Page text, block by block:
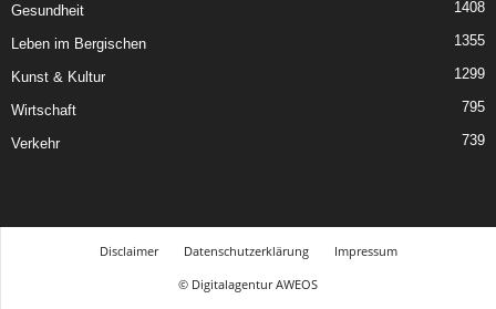
Gesundheit 1408
Leben im Bergischen 1355
Kunst & Kultur 1299
Wirtschaft 795
Verkehr 739
Disclaimer Datenschutzerklärung
Impressum
© Digitalagentur AWEOS